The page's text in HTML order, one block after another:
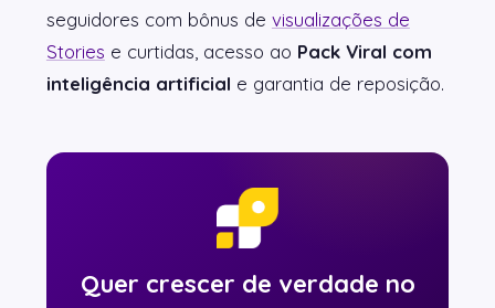
seguidores com bônus de visualizações de
Stories e curtidas, acesso ao Pack Viral com
inteligência artificial e garantia de reposição.
Quer crescer de verdade no